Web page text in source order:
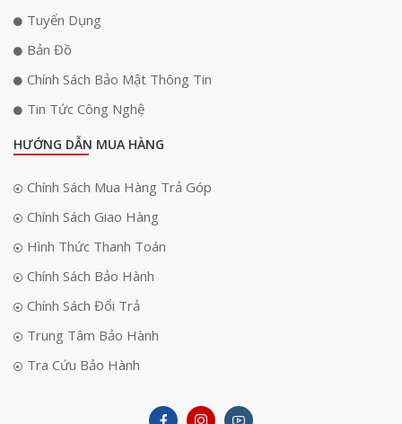
Tuyển Dụng
Bản Đồ
Chính Sách Bảo Mật Thông Tin
Tin Tức Công Nghệ
HƯỚNG DẪN MUA HÀNG
Chính Sách Mua Hàng Trả Góp
Chính Sách Giao Hàng
Hình Thức Thanh Toán
Chính Sách Bảo Hành
Chính Sách Đổi Trả
Trung Tâm Bảo Hành
Tra Cứu Bảo Hành